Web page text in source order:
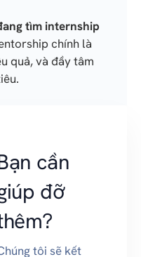
tìm internship
chính là
quả, và đầy tâm
cần
đỡ
tôi sẽ kết